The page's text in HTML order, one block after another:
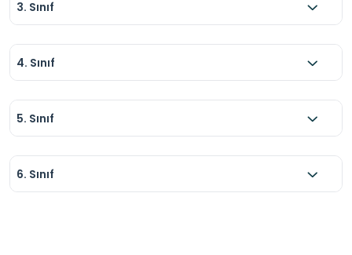
3. Sınıf
4. Sınıf
5. Sınıf
6. Sınıf